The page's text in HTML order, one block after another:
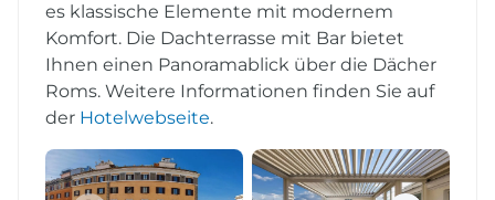
es klassische Elemente mit modernem
Komfort. Die Dachterrasse mit Bar bietet
Ihnen einen Panoramablick über die Dächer
Roms. Weitere Informationen finden Sie auf
der Hotelwebseite.